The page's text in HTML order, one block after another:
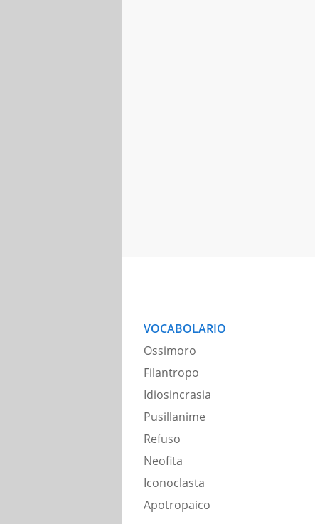
VOCABOLARIO
Ossimoro
Filantropo
Idiosincrasia
Pusillanime
Refuso
Neofita
Iconoclasta
Apotropaico